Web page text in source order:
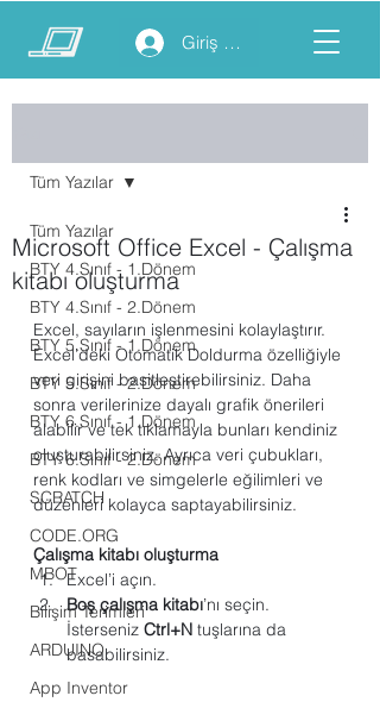
Giriş yap
Tüm Yazılar
BTY 4.Sınıf - 1.Dönem
BTY 4.Sınıf - 2.Dönem
BTY 5.Sınıf - 1.Dönem
BTY 5.Sınıf - 2.Dönem
BTY 6.Sınıf - 1.Dönem
BTY 6.Sınıf - 2.Dönem
SCRATCH
CODE.ORG
MBOT
Bilişim Terimleri
ARDUINO
App Inventor
Tüm Yazılar
Microsoft Office Excel - Çalışma
kitabı oluşturma
Excel, sayıların işlenmesini kolaylaştırır.
Excel’deki Otomatik Doldurma özelliğiyle
veri girişini basitleştirebilirsiniz. Daha
sonra verilerinize dayalı grafik önerileri
alabilir ve tek tıklamayla bunları kendiniz
oluşturabilirsiniz. Ayrıca veri çubukları,
renk kodları ve simgelerle eğilimleri ve
düzenleri kolayca saptayabilirsiniz.
Çalışma kitabı oluşturma
Excel’i açın.
Boş çalışma kitabı’nı seçin.
İsterseniz Ctrl+N tuşlarına da
basabilirsiniz.